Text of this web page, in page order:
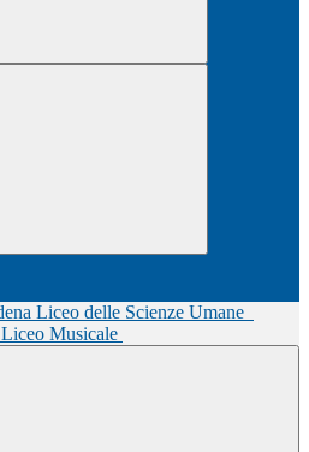
Liceo delle Scienze Umane
Liceo Musicale